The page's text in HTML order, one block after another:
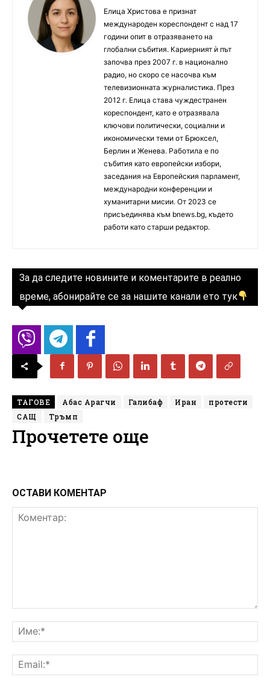
Елица Христова е признат
международен кореспондент с над 17
години опит в отразяването на
глобални събития. Кариерният ѝ път
започва през 2007 г. в национално
радио, но скоро се насочва към
телевизионната журналистика. През
2012 г. Елица става чуждестранен
кореспондент, като е отразявала
ключови политически, социални и
икономически теми от Брюксел,
Берлин и Женева. Работила е по
събития като европейски избори,
заседания на Европейския парламент,
международни конференции и
хуманитарни мисии. От 2023 се
присъединява към bnews.bg, където
работи като старши редактор.
За да следите новините и коментарите в реално
време, абонирайте се за нашите канали ето тук
ТАГОВЕ Абас Арагчи Галибаф Иран
протести
САЩ
Тръмп
Прочетете още
ОСТАВИ КОМЕНТАР